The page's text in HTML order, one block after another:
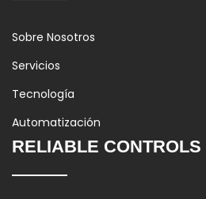
Sobre Nosotros
Servicios
Tecnología
Automatización
RELIABLE CONTROLS